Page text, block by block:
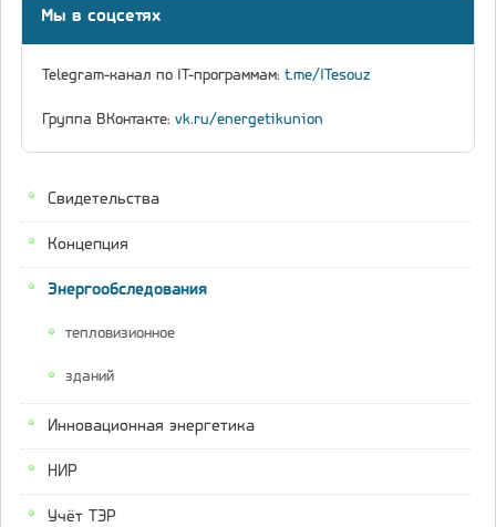
Свидетельства
Концепция
Энергообследования
тепловизионное
зданий
Инновационная энергетика
НИР
Учёт ТЭР
Мы в соцсетях
Telegram-канал по IT-программам: t.me/ITesouz
Группа ВКонтакте: vk.ru/energetikunion